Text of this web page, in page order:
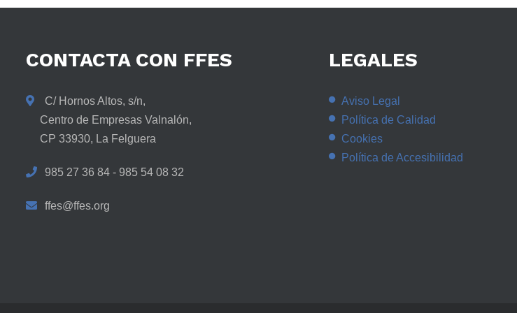
CONTACTA CON FFES
C/ Hornos Altos, s/n,
Centro de Empresas Valnalón,
CP 33930, La Felguera
985 27 36 84 - 985 54 08 32
ffes@ffes.org
LEGALES
Aviso Legal
Política de Calidad
Cookies
Política de Accesibilidad